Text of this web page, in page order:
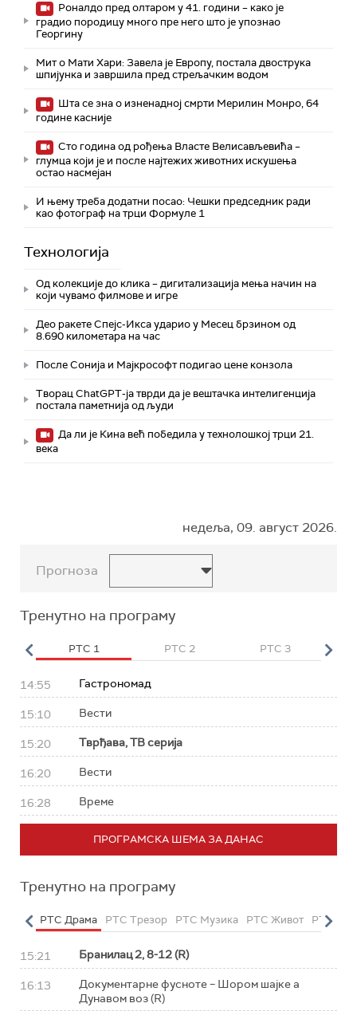
Роналдо пред олтаром у 41. години – како је
градио породицу много пре него што је упознао
Георгину
Мит о Мати Хари: Завела је Европу, постала двострука
шпијунка и завршила пред стрељачким водом
Шта се зна о изненадној смрти Мерилин Монро, 64
године касније
Сто година од рођења Власте Велисављевића –
глумца који је и после најтежих животних искушења
остао насмејан
И њему треба додатни посао: Чешки председник ради
као фотограф на трци Формуле 1
Технологијa
Од колекције до клика – дигитализација мења начин на
који чувамо филмове и игре
Део ракете Спејс-Икса ударио у Месец брзином од
8.690 километара на час
После Сонија и Мајкрософт подигао цене конзола
Творац ChatGPT-ја тврди да је вештачка интелигенција
постала паметнија од људи
Да ли је Кина већ победила у технолошкој трци 21.
века
недеља, 09. август 2026.
Прогноза
Тренутно на програму
РТС 1 РТС 2 РТС 3
14:55 Гастрономад
15:10 Вести
15:20 Тврђава, ТВ серија
16:20 Вести
16:28 Време
ПРОГРАМСКА ШЕМА ЗА ДАНАС
Тренутно на програму
РТС Драма РТС Трезор РТС Музика РТС Живот РТС
15:21 Бранилац 2, 8-12 (R)
16:13
Документарне фусноте – Шором шајке а
Дунавом воз (R)